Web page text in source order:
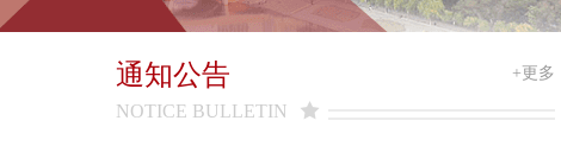
通知公告 +更多
NOTICE BULLETIN